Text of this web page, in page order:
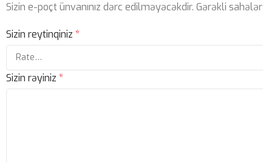
Sizin e-poçt ünvanınız dərc edilməyəcəkdir. Gərəkli sahələr
Sizin reytinqiniz *
Sizin rəyiniz *